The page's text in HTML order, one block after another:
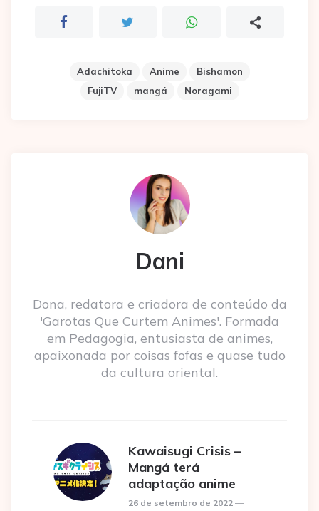
Adachitoka Anime
Bishamon
FujiTV
mangá Noragami
Dani
Dona, redatora e criadora de conteúdo da
'Garotas Que Curtem Animes'. Formada
em Pedagogia, entusiasta de animes,
apaixonada por coisas fofas e quase tudo
da cultura oriental.
Kawaisugi Crisis –
Mangá terá
adaptação anime
26 de setembro de 2022